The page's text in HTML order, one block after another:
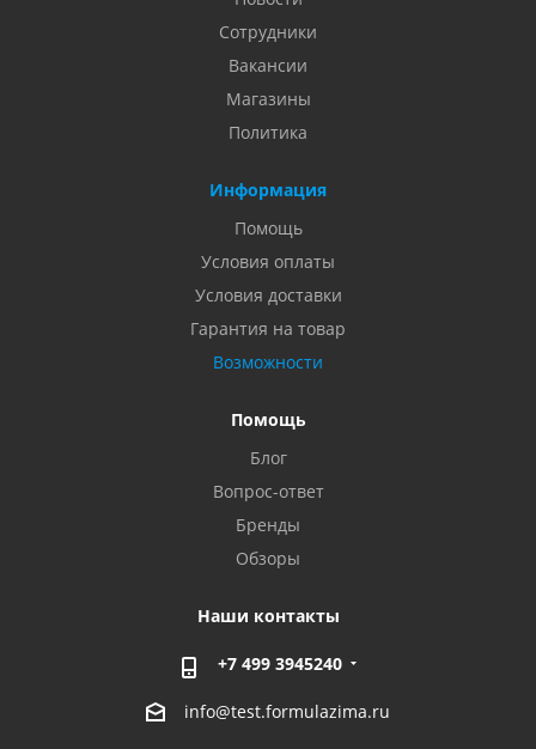
Сотрудники
Вакансии
Магазины
Политика
Информация
Помощь
Условия оплаты
Условия доставки
Гарантия на товар
Возможности
Помощь
Блог
Вопрос-ответ
Бренды
Обзоры
Наши контакты
+7 499 3945240
info@test.formulazima.ru